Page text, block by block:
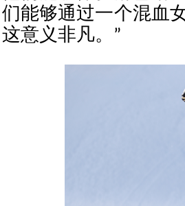
们能够通过一个混血
这意义非凡。”